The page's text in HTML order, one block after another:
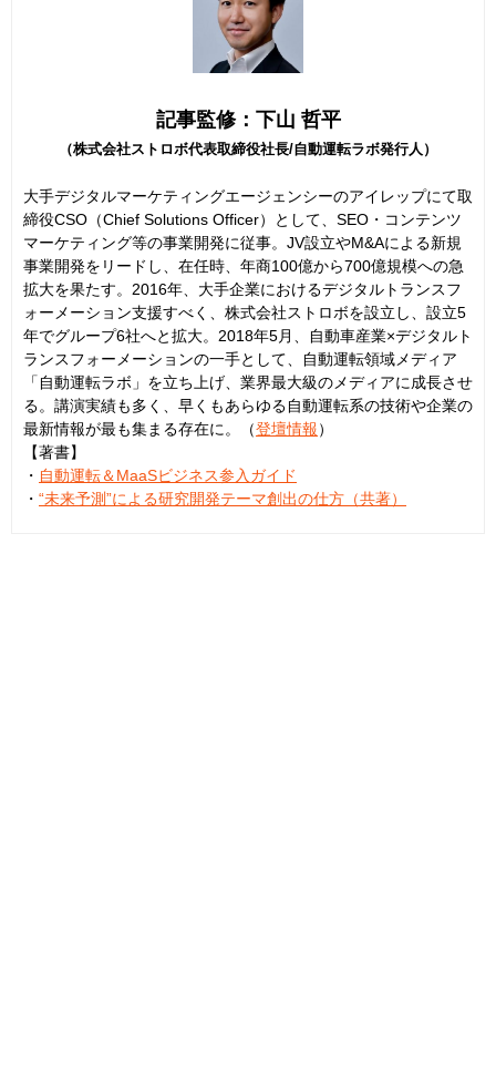
記事監修：下山 哲平
（株式会社ストロボ代表取締役社長/自動運転ラボ発行人）
大手デジタルマーケティングエージェンシーのアイレップにて取
締役CSO（Chief Solutions Officer）として、SEO・コンテンツ
マーケティング等の事業開発に従事。JV設立やM&Aによる新規
事業開発をリードし、在任時、年商100億から700億規模への急
拡大を果たす。2016年、大手企業におけるデジタルトランスフ
ォーメーション支援すべく、株式会社ストロボを設立し、設立5
年でグループ6社へと拡大。2018年5月、自動車産業×デジタルト
ランスフォーメーションの一手として、自動運転領域メディア
「自動運転ラボ」を立ち上げ、業界最大級のメディアに成長させ
る。講演実績も多く、早くもあらゆる自動運転系の技術や企業の
最新情報が最も集まる存在に。（登壇情報）
【著書】
・ 自動運転＆MaaSビジネス参入ガイド
・ “未来予測”による研究開発テーマ創出の仕方（共著）